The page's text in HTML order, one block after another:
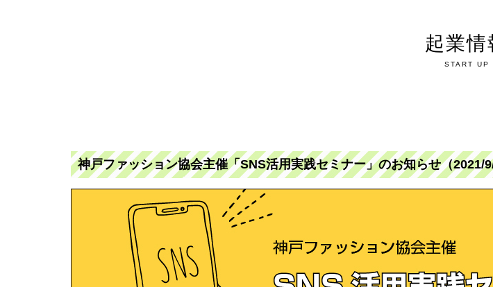
起業情
START UP
神戸ファッション協会主催「SNS活用実践セミナー」のお知らせ（2021/